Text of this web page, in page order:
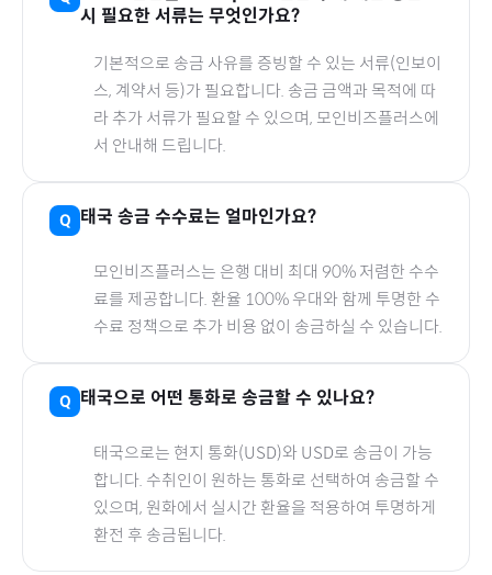
시 필요한 서류는 무엇인가요?
기본적으로 송금 사유를 증빙할 수 있는 서류(인보이
스, 계약서 등)가 필요합니다. 송금 금액과 목적에 따
라 추가 서류가 필요할 수 있으며, 모인비즈플러스에
서 안내해 드립니다.
태국 송금 수수료는 얼마인가요?
모인비즈플러스는 은행 대비 최대 90% 저렴한 수수
료를 제공합니다. 환율 100% 우대와 함께 투명한 수
수료 정책으로 추가 비용 없이 송금하실 수 있습니다.
태국으로 어떤 통화로 송금할 수 있나요?
태국으로는 현지 통화(USD)와 USD로 송금이 가능
합니다. 수취인이 원하는 통화로 선택하여 송금할 수
있으며, 원화에서 실시간 환율을 적용하여 투명하게
환전 후 송금됩니다.